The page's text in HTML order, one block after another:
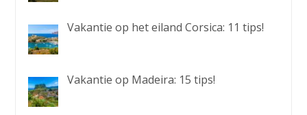
Vakantie op het eiland Corsica: 11 tips!
Vakantie op Madeira: 15 tips!